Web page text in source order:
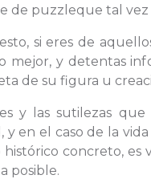
de puzzleque tal
si eres de
mejor, y detentas
de su figura u
y las sutilezas
y en el caso de la
concreto, es
posible.